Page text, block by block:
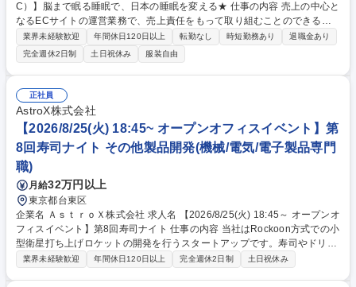
C）】脳まで眠る睡眠で、日本の睡眠を変える★ 仕事の内容 売上の中心と
なるECサイトの運営業務で、売上責任をもって取り組むことのできるや
りがいのある業務です。データ分析と顧客のインサイトを深ぼりながら、
UIUX改善施策やキャンペーン立案・季節に合わせたコンテンツ の制作デ
ィレクションなどをおこないます。 【具体的に】 ■CVR改善・離脱率の改
善などを狙ったUIUX改善提案から実装 ■売上獲得を目的としたキャンペー
ン企画の立案から実装 ■季節ごとのニーズにあわせた特集ページなどのペ
ージディレクション ■サイト運営(商品登録・キャンペーン設定) 募集職種
【ECサイト運用担当（自社EC）】脳まで眠る睡眠で、日本の睡眠を変え
る★
業界未経験歓迎 年間休日120日以上 転勤なし 時短勤務あり
退職金あり
完全週休2日制
土日祝休み 服装自由
正社員
AstroX株式会社
【2026/8/25(火) 18:45~ オープンオフィスイベント】第
8回寿司ナイト その他製品開発(機械/電気/電子製品専門
職)
月給32万円以上
東京都台東区
企業名 ＡｓｔｒｏＸ株式会社 求人名 【2026/8/25(火) 18:45～ オープンオ
フィスイベント】第8回寿司ナイト 仕事の内容 当社はRockoon方式での小
型衛星打ち上げロケットの開発を行うスタートアップです。寿司やドリン
クを囲みながら、当社説明や社員懇親会などを行う、オープンオフィスイ
業界未経験歓迎 年間休日120日以上 完全週休2日制 土日祝休み